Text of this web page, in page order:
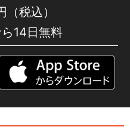
（税込）
14日無料